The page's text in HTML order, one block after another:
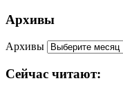
Архивы
Архивы
Сейчас читают: